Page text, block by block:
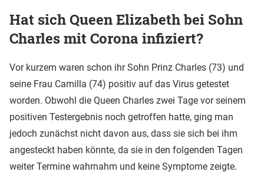
Hat sich Queen Elizabeth bei Sohn
Charles mit Corona infiziert?
Vor kurzem waren schon ihr Sohn Prinz Charles (73) und
seine Frau Camilla (74) positiv auf das Virus getestet
worden. Obwohl die Queen Charles zwei Tage vor seinem
positiven Testergebnis noch getroffen hatte, ging man
jedoch zunächst nicht davon aus, dass sie sich bei ihm
angesteckt haben könnte, da sie in den folgenden Tagen
weiter Termine wahrnahm und keine Symptome zeigte.